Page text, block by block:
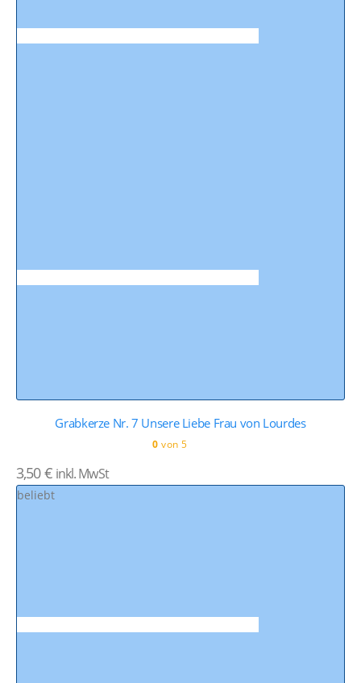
Grabkerze Nr. 7 Unsere Liebe Frau von Lourdes
0 von 5
3,50€ inkl. MwSt
beliebt